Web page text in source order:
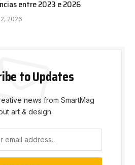
entre 2023 e 2026
2026
to Updates
news from SmartMag
art & design.